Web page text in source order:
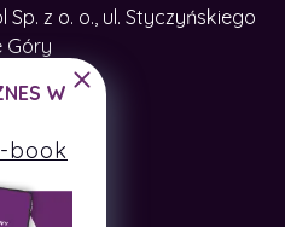
z o. o., ul. Styczyńskiego
Góry
W
book